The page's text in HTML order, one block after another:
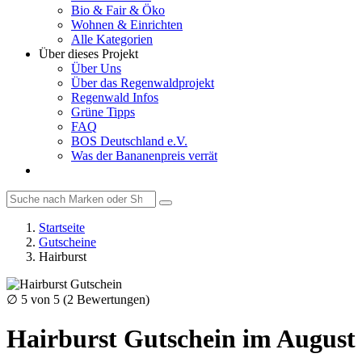
Bio & Fair & Öko
Wohnen & Einrichten
Alle Kategorien
Über dieses Projekt
Über Uns
Über das Regenwaldprojekt
Regenwald Infos
Grüne Tipps
FAQ
BOS Deutschland e.V.
Was der Bananenpreis verrät
Startseite
Gutscheine
Hairburst
∅ 5 von 5 (2 Bewertungen)
Hairburst Gutschein im August